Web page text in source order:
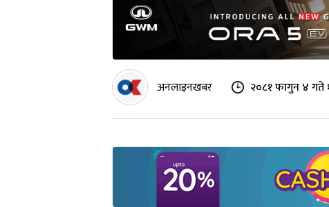
अनलाइनखबर २०८१ फागुन ४ गते